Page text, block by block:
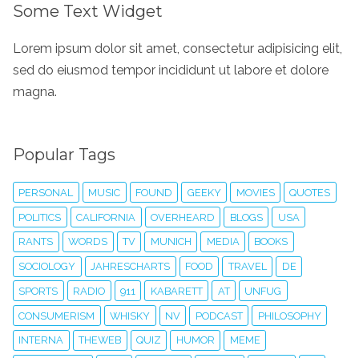
Some Text Widget
Lorem ipsum dolor sit amet, consectetur adipisicing elit,
sed do eiusmod tempor incididunt ut labore et dolore
magna.
Popular Tags
PERSONAL MUSIC FOUND GEEKY MOVIES QUOTES
POLITICS CALIFORNIA OVERHEARD BLOGS USA
RANTS WORDS TV MUNICH MEDIA BOOKS
SOCIOLOGY JAHRESCHARTS FOOD TRAVEL DE
SPORTS RADIO 911 KABARETT AT UNFUG
CONSUMERISM WHISKY NV PODCAST PHILOSOPHY
INTERNA THEWEB QUIZ HUMOR MEME